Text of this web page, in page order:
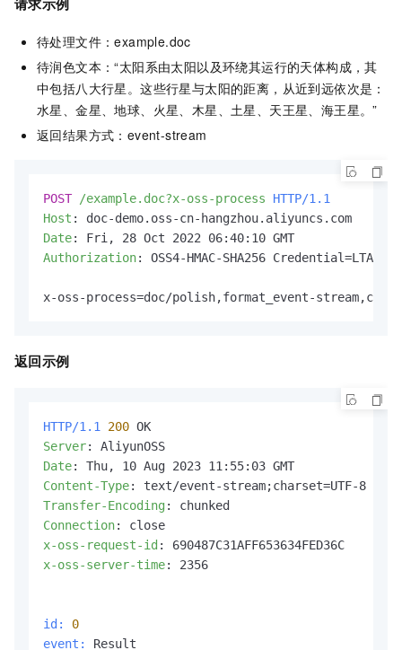
待处理文件：example.doc
待润色文本：“太阳系由太阳以及环绕其运行的天体构成，其
中包括八大行星。这些行星与太阳的距离，从近到远依次是：
水星、金星、地球、火星、木星、土星、天王星、海王星。”
返回结果方式：event-stream
POST /example.doc?x-oss-process
HTTP/1.1
Host :
Date:
Authorization: OSS4-HMAC-SHA256
x-oss-process=doc/polish,format_event-
返回示例
HTTP/1.1 200
Server:
Date:
Content-Type:
Transfer-Encoding :
Connection:
x-oss-request-id :
x-oss-server-time: 2356
id:
0
event: